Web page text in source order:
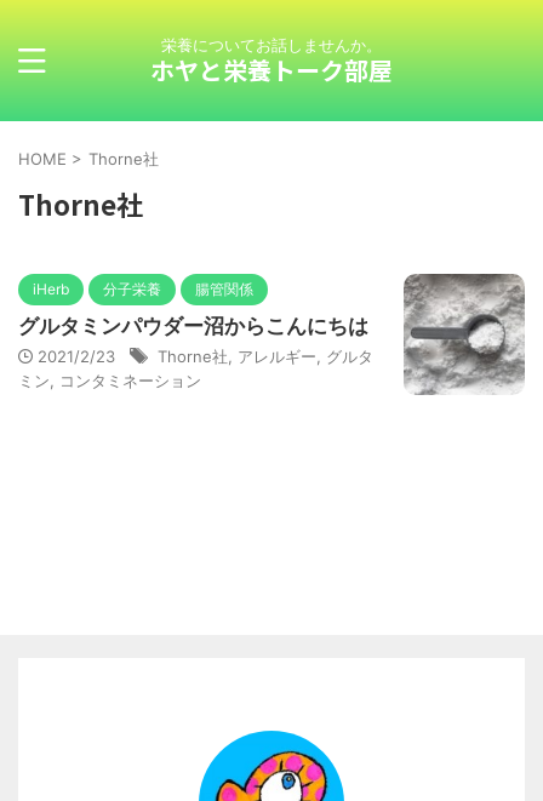
栄養についてお話しませんか。
ホヤと栄養トーク部屋
HOME > Thorne社
Thorne社
iHerb 分子栄養 腸管関係
グルタミンパウダー沼からこんにちは
2021/2/23 Thorne社 アレルギー
グルタ
ミン
コンタミネーション